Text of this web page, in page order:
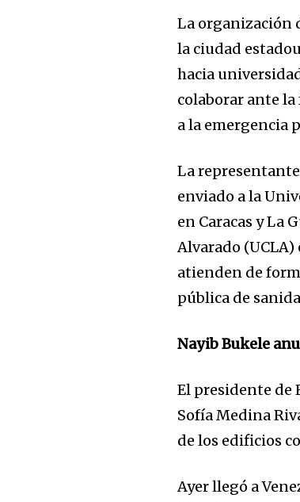
La organización
la ciudad
hacia
colaborar ante
a la emergencia
La
enviado a la
en Caracas y La
Alvarado
atienden de
pública de
Nayib Bukele
El presidente de
Sofía Medina
de los edificios
Ayer llegó a